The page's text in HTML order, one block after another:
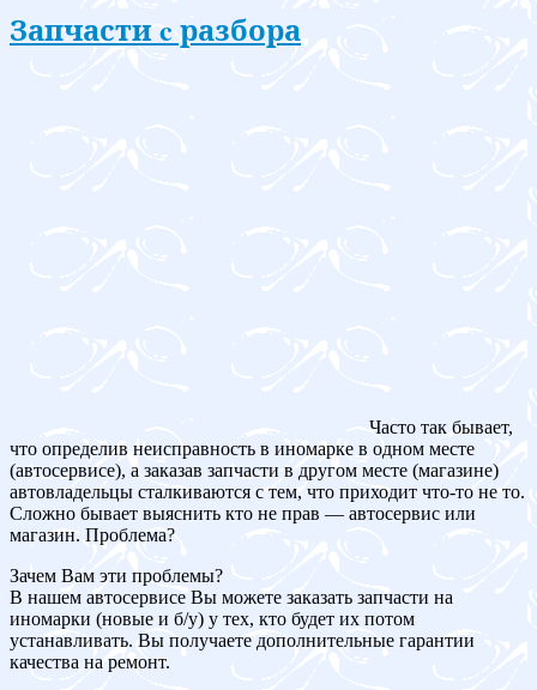
Запчасти c разбора
Часто так бывает,
что определив неисправность в иномарке в одном месте
(автосервисе), а заказав запчасти в другом месте (магазине)
автовладельцы сталкиваются с тем, что приходит что-то не то.
Сложно бывает выяснить кто не прав — автосервис или
магазин. Проблема?
Зачем Вам эти проблемы?
В нашем автосервисе Вы можете заказать запчасти на
иномарки (новые и б/у) у тех, кто будет их потом
устанавливать. Вы получаете дополнительные гарантии
качества на ремонт.